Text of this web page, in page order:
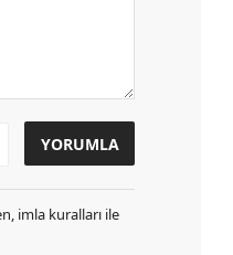
imla kuralları ile